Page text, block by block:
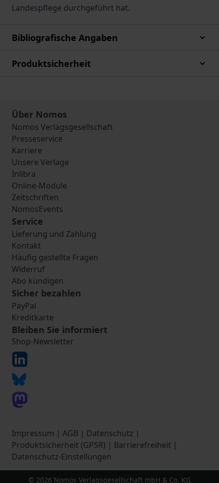
Landespflege durchgeführt hat.
Bibliografische Angaben
Produktsicherheit
Über Nomos
Nomos Verlagsgesellschaft
Presseservice
Karriere
Unsere Verlage
Inlibra
Online-Module
Zeitschriften
NomosEvents
Service
Lieferung und Zahlung
Kontakt
Häufig gestellte Fragen
Widerruf
Abo kündigen
Sicher bezahlen
PayPal
Kreditkarte
Bleiben Sie informiert
Shop-Newsletter
Impressum | AGB | Datenschutz |
Produktsicherheit (GPSR) | Barrierefreiheit |
Datenschutz-Einstellungen
© 2026 Nomos Verlagsgesellschaft mbH & Co. KG